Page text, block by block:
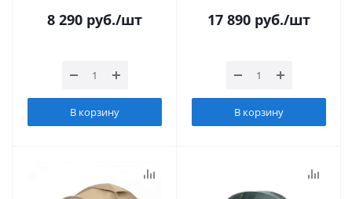
8 290 руб./шт
В корзину
17 890 руб./шт
В корзину